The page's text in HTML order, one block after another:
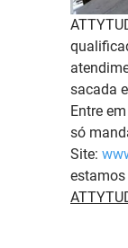
sacada
Entre
só
Site:
estamos